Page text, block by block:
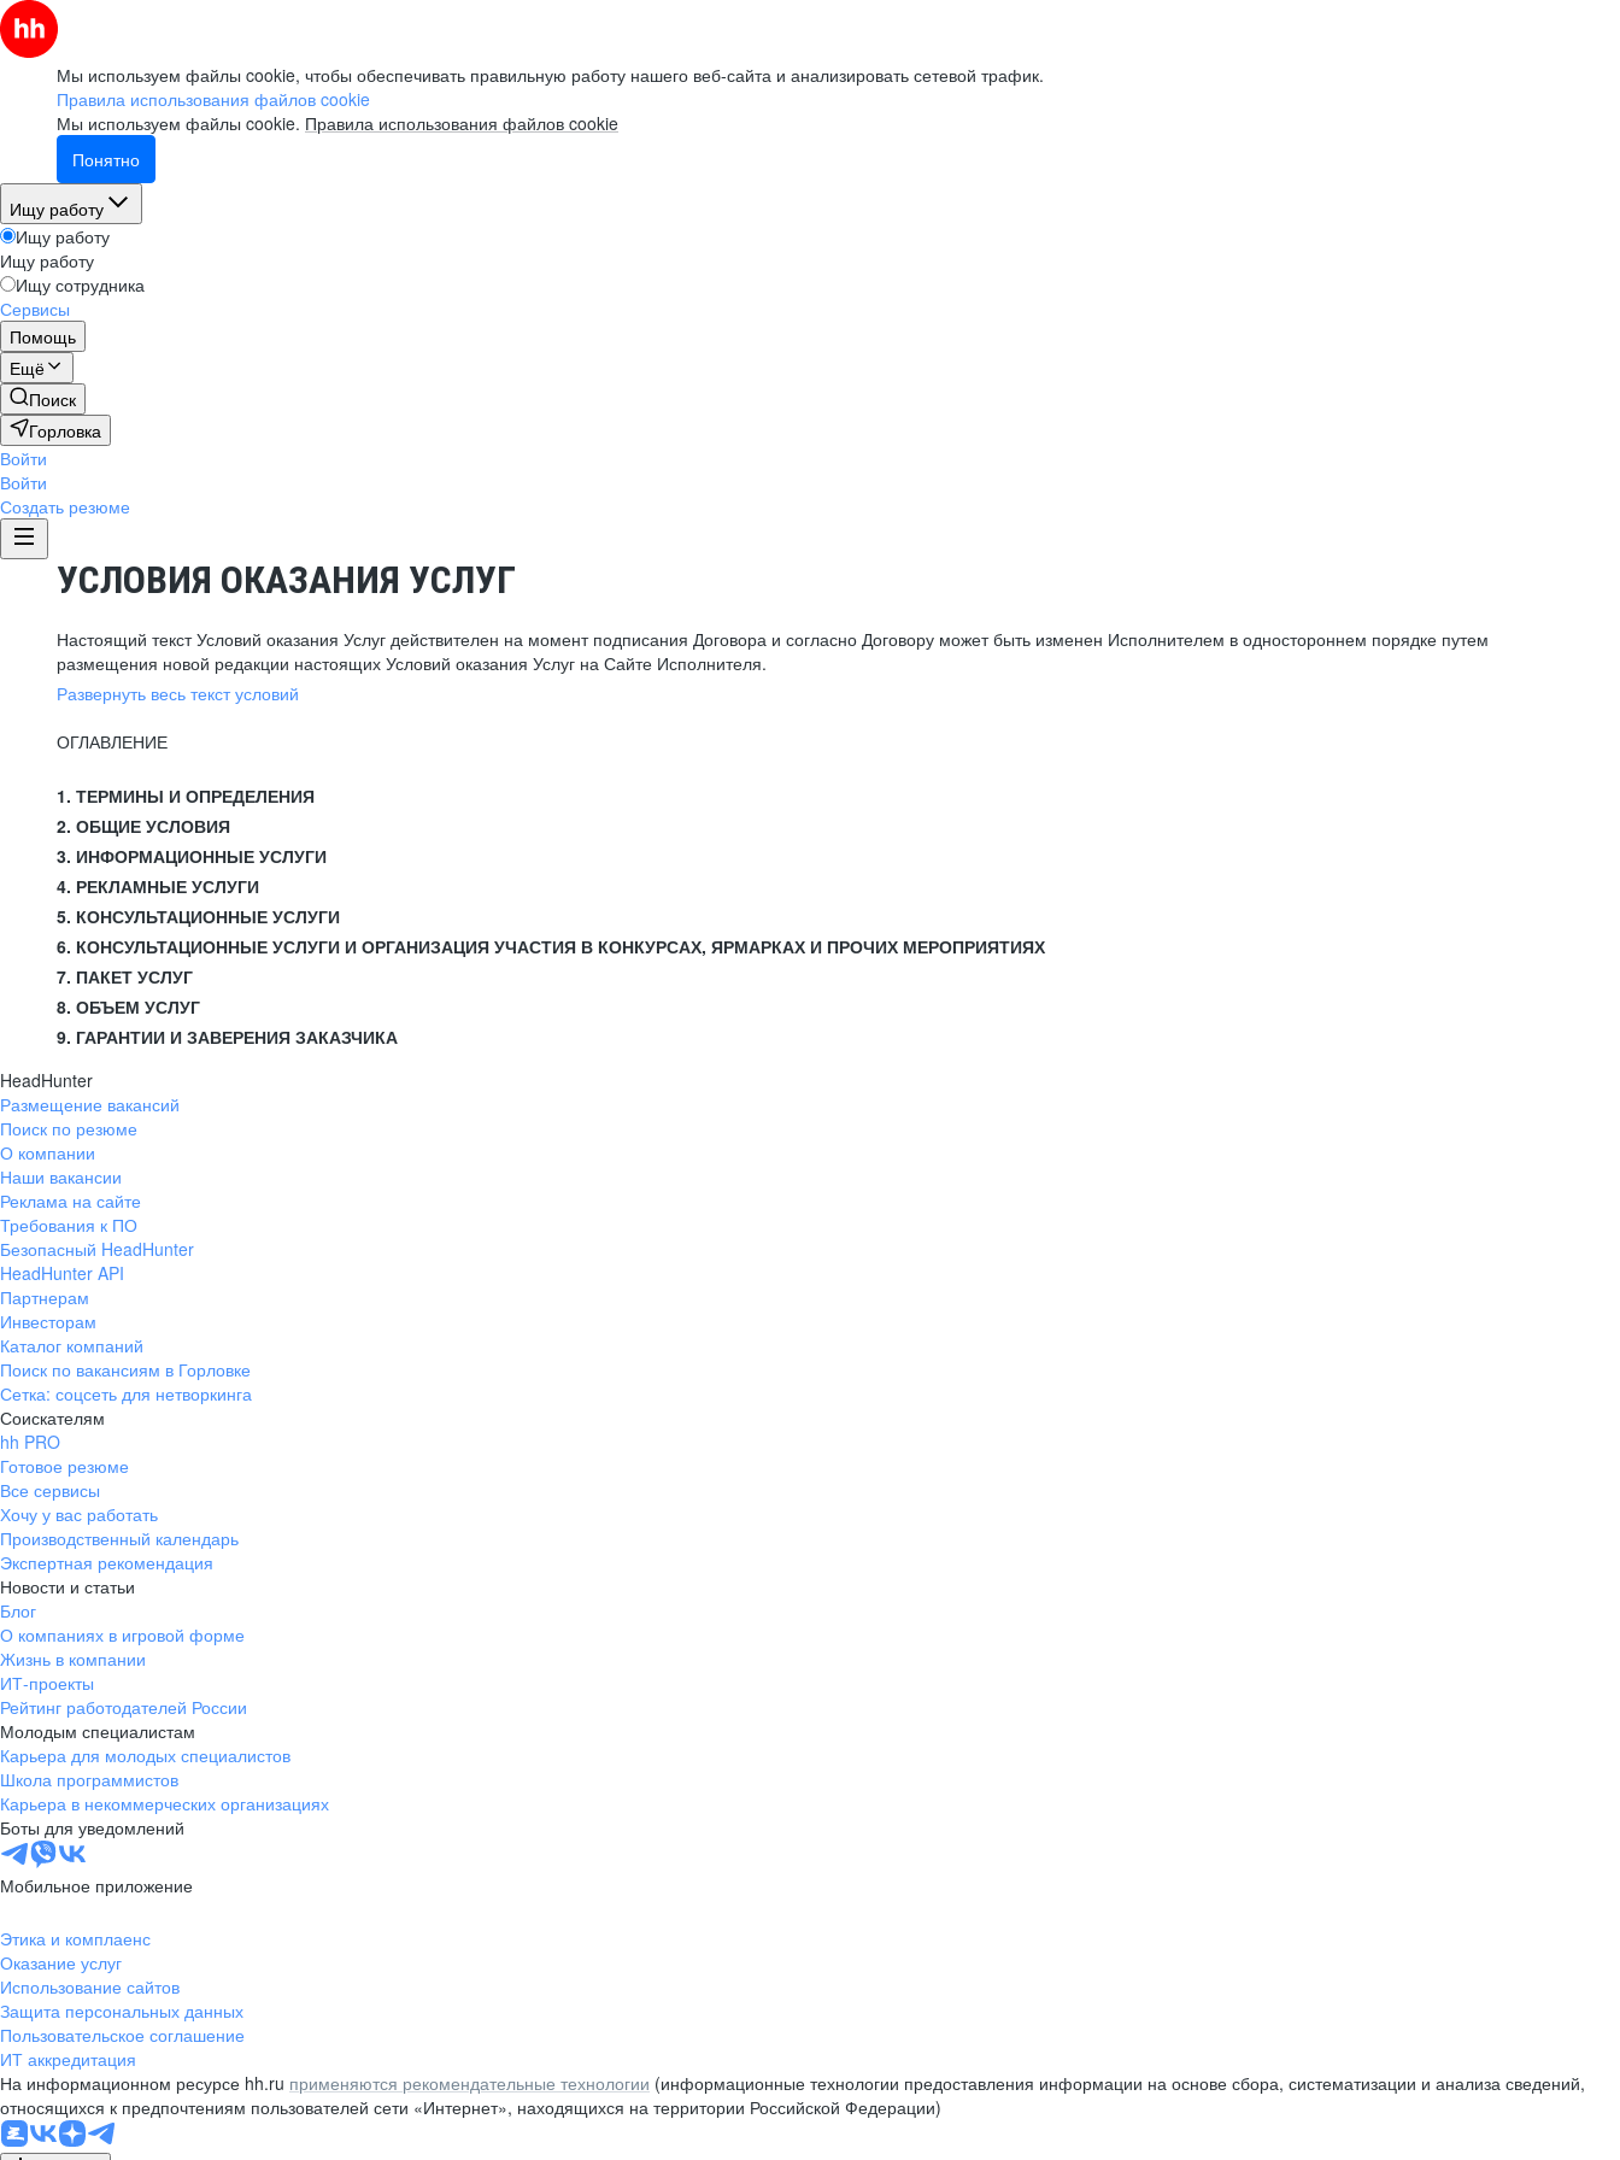
Мы используем файлы cookie, чтобы обеспечивать правильную работу нашего веб-сайта и анализировать сетевой трафик.
Правила использования файлов cookie
Мы используем файлы cookie. Правила использования файлов cookie
Понятно
Ищу работу
Ищу работу
Ищу работу
Ищу сотрудника
Сервисы
Помощь
Ещё
Поиск
Горловка
Войти
Войти
Создать резюме
УСЛОВИЯ ОКАЗАНИЯ УСЛУГ
Настоящий текст Условий оказания Услуг действителен на момент подписания Договора и согласно Договору может быть изменен Исполнителем в одностороннем порядке путем
размещения новой редакции настоящих Условий оказания Услуг на Сайте Исполнителя.
Развернуть весь текст условий
ОГЛАВЛЕНИЕ
1. ТЕРМИНЫ И ОПРЕДЕЛЕНИЯ
2. ОБЩИЕ УСЛОВИЯ
3. ИНФОРМАЦИОННЫЕ УСЛУГИ
4. РЕКЛАМНЫЕ УСЛУГИ
5. КОНСУЛЬТАЦИОННЫЕ УСЛУГИ
6. КОНСУЛЬТАЦИОННЫЕ УСЛУГИ И ОРГАНИЗАЦИЯ УЧАСТИЯ В КОНКУРСАХ, ЯРМАРКАХ И ПРОЧИХ МЕРОПРИЯТИЯХ
7. ПАКЕТ УСЛУГ
8. ОБЪЕМ УСЛУГ
9. ГАРАНТИИ И ЗАВЕРЕНИЯ ЗАКАЗЧИКА
HeadHunter
Размещение вакансий
Поиск по резюме
О компании
Наши вакансии
Реклама на сайте
Требования к ПО
Безопасный HeadHunter
HeadHunter API
Партнерам
Инвесторам
Каталог компаний
Поиск по вакансиям в Горловке
Сетка: соцсеть для нетворкинга
Соискателям
hh PRO
Готовое резюме
Все сервисы
Хочу у вас работать
Производственный календарь
Экспертная рекомендация
Новости и статьи
Блог
О компаниях в игровой форме
Жизнь в компании
ИТ-проекты
Рейтинг работодателей России
Молодым специалистам
Карьера для молодых специалистов
Школа программистов
Карьера в некоммерческих организациях
Боты для уведомлений
Мобильное приложение
Этика и комплаенс
Оказание услуг
Использование сайтов
Защита персональных данных
Пользовательское соглашение
ИТ аккредитация
На информационном ресурсе hh.ru применяются рекомендательные технологии (информационные технологии предоставления информации на основе сбора, систематизации и анализа сведений,
относящихся к предпочтениям пользователей сети «Интернет», находящихся на территории Российской Федерации)